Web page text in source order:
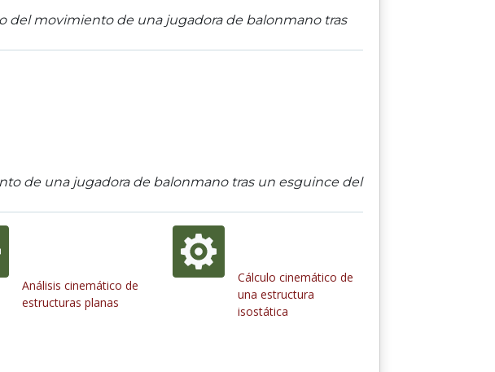
del movimiento de una jugadora de balonmano tras
de una jugadora de balonmano tras un esguince del
Análisis cinemático de
estructuras planas
Cálculo cinemático de
una estructura
isostática